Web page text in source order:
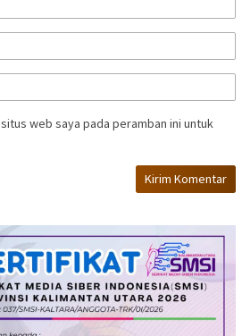
web saya pada peramban ini untuk